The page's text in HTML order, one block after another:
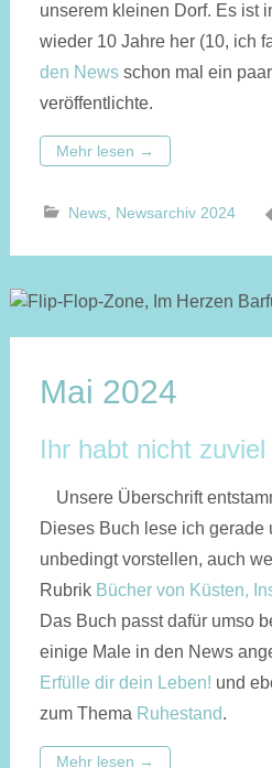
unserem kleinen Dorf. Es ist
wieder 10 Jahre her (10, ich
den Newsschon mal ein
veröffentlichte.
Mehr lesen →
News, Newsarchiv 2024
Mai 2024
Ihr habt nicht zuviel
Unsere Überschrift
Dieses Buch lese ich gerade
unbedingt vorstellen, auch
Rubrik Bücher von Küsten,
Das Buch passt dafür umso
einige Male in den News
Erfülle dir dein Leben! und
zum Thema Ruhestand.
Mehr lesen →